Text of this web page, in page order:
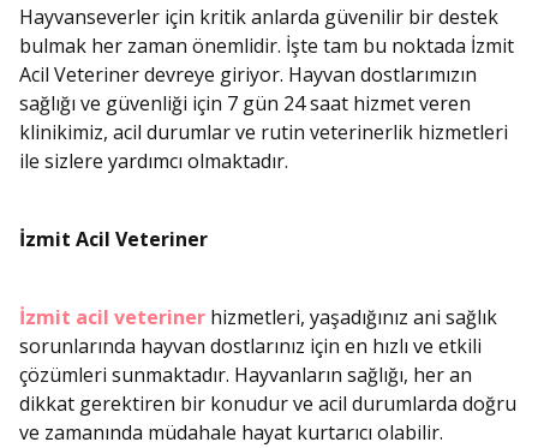
Hayvanseverler için kritik anlarda güvenilir bir destek
bulmak her zaman önemlidir. İşte tam bu noktada İzmit
Acil Veteriner devreye giriyor. Hayvan dostlarımızın
sağlığı ve güvenliği için 7 gün 24 saat hizmet veren
klinikimiz, acil durumlar ve rutin veterinerlik hizmetleri
ile sizlere yardımcı olmaktadır.
İzmit Acil Veteriner
İzmit acil veteriner hizmetleri, yaşadığınız ani sağlık
sorunlarında hayvan dostlarınız için en hızlı ve etkili
çözümleri sunmaktadır. Hayvanların sağlığı, her an
dikkat gerektiren bir konudur ve acil durumlarda doğru
ve zamanında müdahale hayat kurtarıcı olabilir.